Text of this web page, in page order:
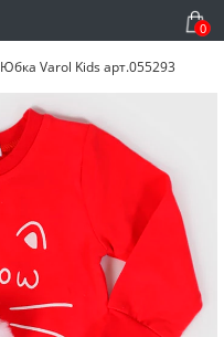
0
Юбка Varol Kids арт.055293